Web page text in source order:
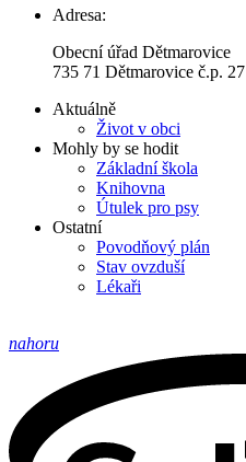
Adresa:
Obecní úřad Dětmarovice
735 71 Dětmarovice č.p. 27
Aktuálně
Život v obci
Mohly by se hodit
Základní škola
Knihovna
Útulek pro psy
Ostatní
Povodňový plán
Stav ovzduší
Lékaři
nahoru